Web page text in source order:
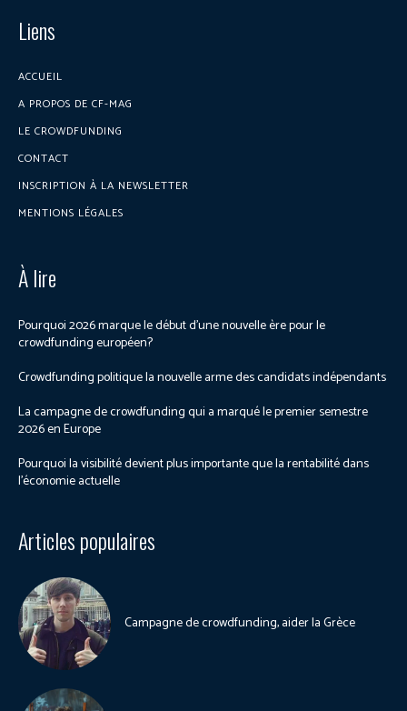
Liens
ACCUEIL
A PROPOS DE CF-MAG
LE CROWDFUNDING
CONTACT
INSCRIPTION À LA NEWSLETTER
MENTIONS LÉGALES
À lire
Pourquoi 2026 marque le début d’une nouvelle ère pour le
crowdfunding européen?
Crowdfunding politique la nouvelle arme des candidats indépendants
La campagne de crowdfunding qui a marqué le premier semestre
2026 en Europe
Pourquoi la visibilité devient plus importante que la rentabilité dans
l’économie actuelle
Articles populaires
Campagne de crowdfunding, aider la Grèce